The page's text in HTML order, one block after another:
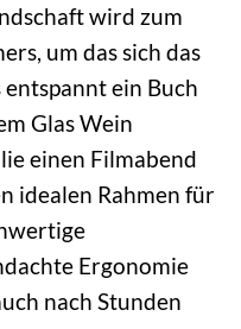
wird zum
um das sich das
entspannt ein Buch
Glas Wein
einen Filmabend
idealen Rahmen für
Ergonomie
nach Stunden